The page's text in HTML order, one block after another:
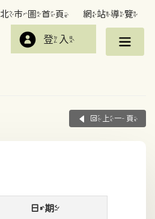
北市圖首頁 網站導覽
登入
回上一頁
日期